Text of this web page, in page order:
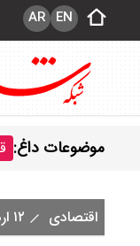
EN
AR
موضوعات داغ:
اقتصادی ۱۲ اردیبهشت ۱۴۰۵